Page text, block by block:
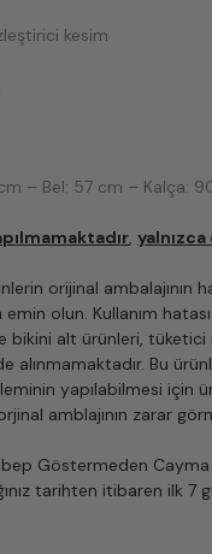
kesim
– Bel: 57 cm – Kalça:
,
orijinal ambalajının
emin olun. Kullanım
bikini alt ürünleri, tüketici
alınmamaktadır. Bu
yapılabilmesi için
orjinal amblajının zarar
Göstermeden
tarihten itibaren ilk 7